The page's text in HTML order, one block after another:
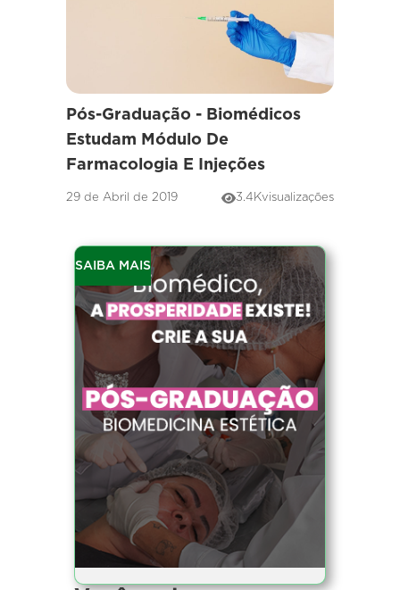
Pós-Graduação - Biomédicos
Estudam Módulo De
Farmacologia E Injeções
29 de Abril de 2019 3.4Kvisualizações
SAIBA MAIS